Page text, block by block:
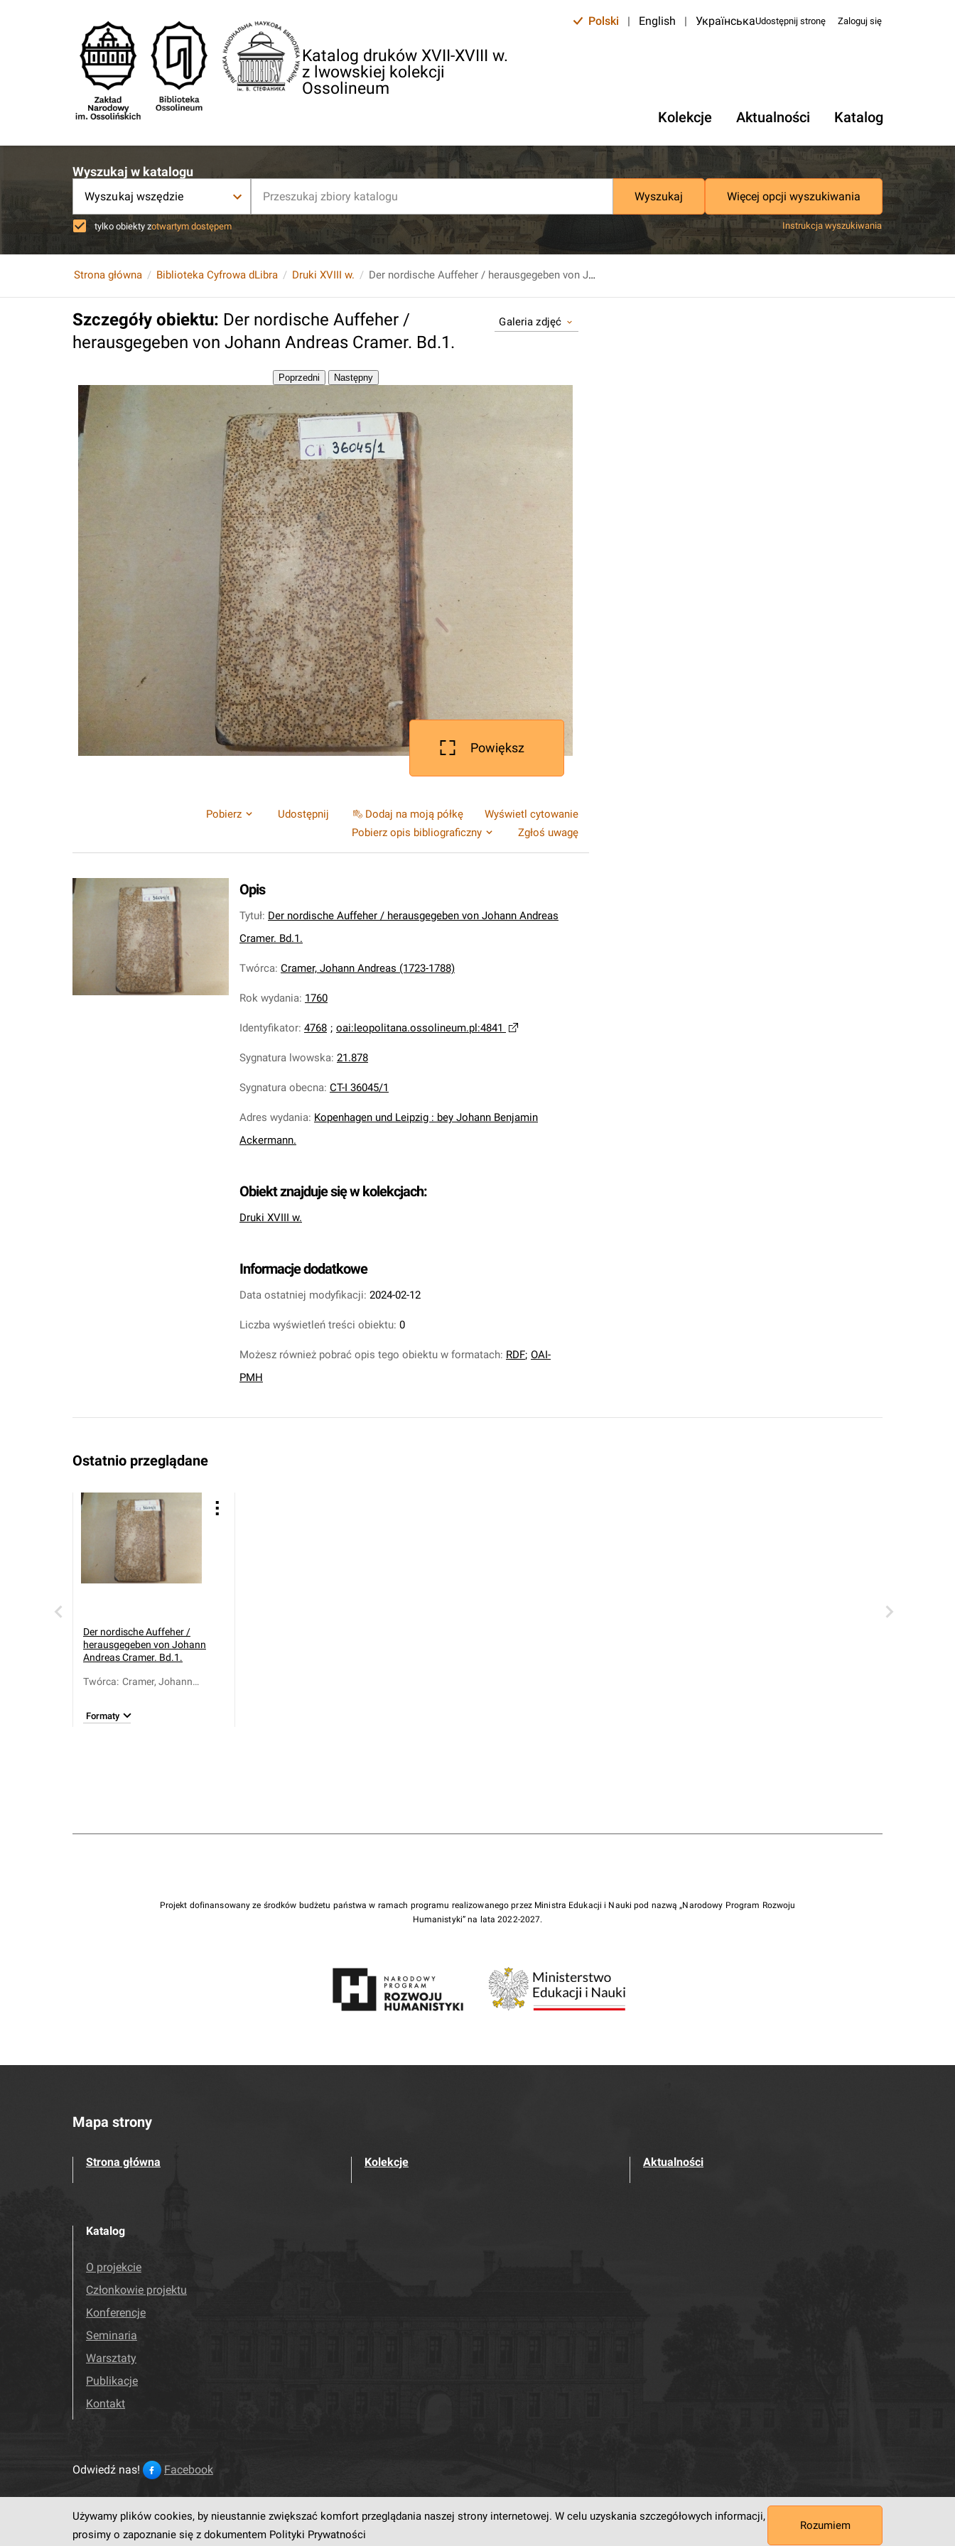
Katalog druków XVII-XVIII w.
z lwowskiej kolekcji
Ossolineum
Polski | English | УкраїнськаUdostępnij stronę Zaloguj się
Kolekcje Aktualności Katalog
Wyszukaj w katalogu
Wyszukaj wszędzie Wyszukaj Więcej opcji wyszukiwania
tylko obiekty zotwartym dostępem Instrukcja wyszukiwania
Strona główna Biblioteka Cyfrowa dLibra Druki XVIII w. Der nordische Auffeher / herausgegeben von Johann Andreas Cramer. Bd.1.
Szczegóły obiektu: Der nordische Auffeher /
herausgegeben von Johann Andreas Cramer. Bd.1.
Galeria zdjęć
Powiększ
Pobierz Udostępnij Dodaj na moją półkę
Wyświetl cytowanie
Pobierz opis bibliograficzny
Zgłoś uwagę
Opis
Tytuł: Der nordische Auffeher / herausgegeben von Johann Andreas
Cramer. Bd.1.
Twórca: Cramer, Johann Andreas (1723-1788)
Rok wydania: 1760
Identyfikator: 4768 ; oai:leopolitana.ossolineum.pl:4841
Sygnatura lwowska: 21.878
Sygnatura obecna: CT-I 36045/1
Adres wydania: Kopenhagen und Leipzig : bey Johann Benjamin
Ackermann.
Obiekt znajduje się w kolekcjach:
Druki XVIII w.
Informacje dodatkowe
Data ostatniej modyfikacji: 2024-02-12
Liczba wyświetleń treści obiektu: 0
Możesz również pobrać opis tego obiektu w formatach: RDF; OAI-
PMH
Ostatnio przeglądane
Der nordische Auffeher /
herausgegeben von Johann
Andreas Cramer. Bd.1.
Twórca: Cramer, Johann
Formaty
Projekt dofinansowany ze środków budżetu państwa w ramach programu realizowanego przez Ministra Edukacji i Nauki pod nazwą „Narodowy Program Rozwoju
Humanistyki” na lata 2022-2027.
Mapa strony
Strona główna Kolekcje Aktualności
Katalog
O projekcie
Członkowie projektu
Konferencje
Seminaria
Warsztaty
Publikacje
Kontakt
Odwiedź nas! Facebook
Ten serwis działa dzięki oprogramowaniu
Używamy plików cookies, by nieustannie zwiększać komfort przeglądania naszej strony internetowej. W celu uzyskania szczegółowych informacji,
prosimy o zapoznanie się z dokumentem Polityki Prywatności
Rozumiem